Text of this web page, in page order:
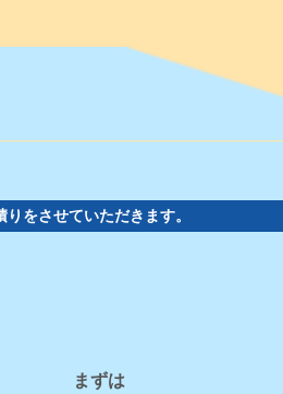
をさせていただきます。
まずは